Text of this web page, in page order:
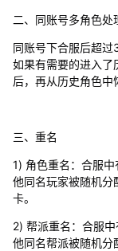
二、同账号多角色处
同账号下合服后超过
如果有需要的进入了
后，再从历史角色中
三、重名
1) 角色重名：合服
他同名玩家被随机分
卡。
2) 帮派重名：合服
他同名帮派被随机分